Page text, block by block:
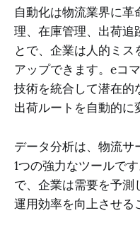
自動化は物流業界に
理、在庫管理、出荷追
とで、企業は人的ミ
アップできます。eコ
技術を統合して潜在的
出荷ルートを自動的に
データ分析は、物流サ
1つの強力なツールで
で、企業は需要を予測
運用効率を向上させる